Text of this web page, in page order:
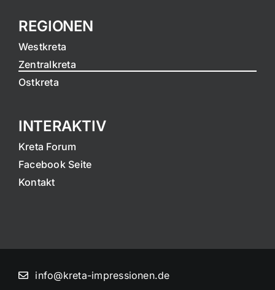
REGIONEN
Westkreta
Zentralkreta
Ostkreta
INTERAKTIV
Kreta Forum
Facebook Seite
Kontakt
info@kreta-impressionen.de